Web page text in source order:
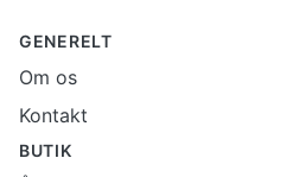
GENERELT
Om os
Kontakt
BUTIK